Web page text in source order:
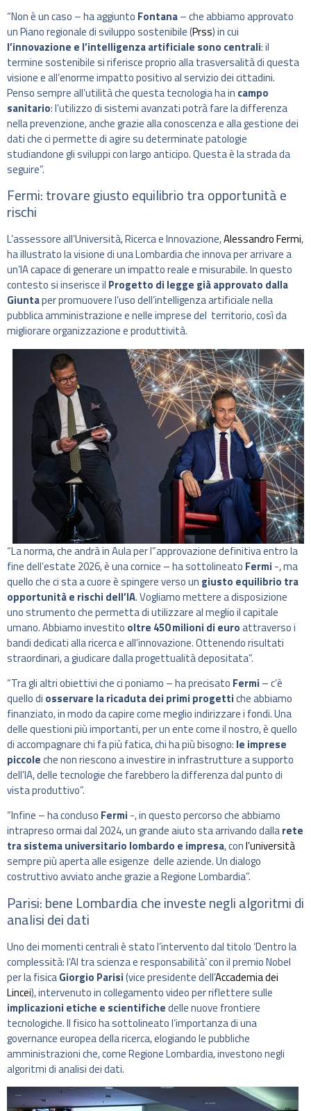
“Non è un caso – ha aggiunto Fontana– che abbiamo approvato
un Piano regionale di sviluppo sostenibile (Prss) in cui
l’innovazione e l’intelligenza artificiale sono centrali: il
termine sostenibile si riferisce proprio alla trasversalità di questa
visione e all’enorme impatto positivo al servizio dei cittadini.
Penso sempre all’utilità che questa tecnologia ha in campo
sanitario: l’utilizzo di sistemi avanzati potrà fare la differenza
nella prevenzione, anche grazie alla conoscenza e alla gestione dei
dati che ci permette di agire su determinate patologie
studiandone gli sviluppi con largo anticipo. Questa è la strada da
seguire”.
Fermi: trovare giusto equilibrio tra opportunità e
rischi
L’assessore all’Università, Ricerca e Innovazione,Alessandro Fermi,
ha illustrato la visione di una Lombardia che innova per arrivare a
un’IA capace di generare un impatto reale e misurabile. In questo
contesto si inserisce il Progetto di legge già approvato dalla
Giuntaper promuovere l’uso dell’intelligenza artificiale nella
pubblica amministrazione e nelle imprese del territorio, così da
migliorare organizzazione e produttività.
“La norma, che andrà in Aula per l”approvazione definitiva entro la
fine dell’estate 2026, è una cornice – ha sottolineato Fermi -, ma
quello che ci sta a cuore è spingere verso un giusto equilibrio tra
opportunità e rischi dell’IA. Vogliamo mettere a disposizione
uno strumento che permetta di utilizzare al meglio il capitale
umano. Abbiamo investito oltre 450 milioni di euroattraverso i
bandi dedicati alla ricerca e all’innovazione. Ottenendo risultati
straordinari, a giudicare dalla progettualità depositata”.
“Tra gli altri obiettivi che ci poniamo – ha precisato Fermi – c’è
quello di osservare la ricaduta dei primi progettiche abbiamo
finanziato, in modo da capire come meglio indirizzare i fondi. Una
delle questioni più importanti, per un ente come il nostro, è quello
di accompagnare chi fa più fatica, chi ha più bisogno: le imprese
piccoleche non riescono a investire in infrastrutture a supporto
dell’IA, delle tecnologie che farebbero la differenza dal punto di
vista produttivo”.
“Infine – ha concluso Fermi -, in questo percorso che abbiamo
intrapreso ormai dal 2024, un grande aiuto sta arrivando dallarete
tra sistema universitario lombardo e impresa, conl’università
sempre più aperta alle esigenze delle aziende. Un dialogo
costruttivo avviato anche grazie a Regione Lombardia”.
Parisi: bene Lombardia che investe negli algoritmi di
analisi dei dati
Uno dei momenti centrali è stato l’intervento dal titolo ‘Dentro la
complessità: l’AI tra scienza e responsabilità’ con il premio Nobel
per la fisicaGiorgio Parisi(vice presidente dell’Accademia dei
Lincei), intervenuto in collegamento video per riflettere sulle
implicazioni etiche e scientifichedelle nuove frontiere
tecnologiche. Il fisico ha sottolineato l’importanza di una
governance europea della ricerca, elogiando le pubbliche
amministrazioni che, come Regione Lombardia, investono negli
algoritmi di analisi dei dati.